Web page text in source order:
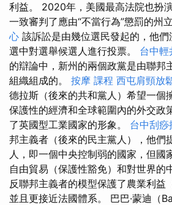
利益。 2020年，美國最高法院也扮
一致審判了應由“不當行為”懲罰的州
心 該訴訟是由幾位選民發起的，他
選中對選舉候選人進行投票。 台中輕
的辯論中，新州的兩個政黨是由聯邦
組織組成的。 按摩 課程 西屯肩頸放
德拉斯（後來的共和黨人）希望一個
保護性的經濟和全球範圍內的外交政
了英國型工業國家的形象。 台中刮
邦主義者（後來的民主黨人），他們
人，即一個中央控制弱的國家，但國
自由貿易（保護性豁免）和對世界的
反聯邦主義者的模型保護了農業利益
並且更接近法國體系。 巴巴·蒙迪（